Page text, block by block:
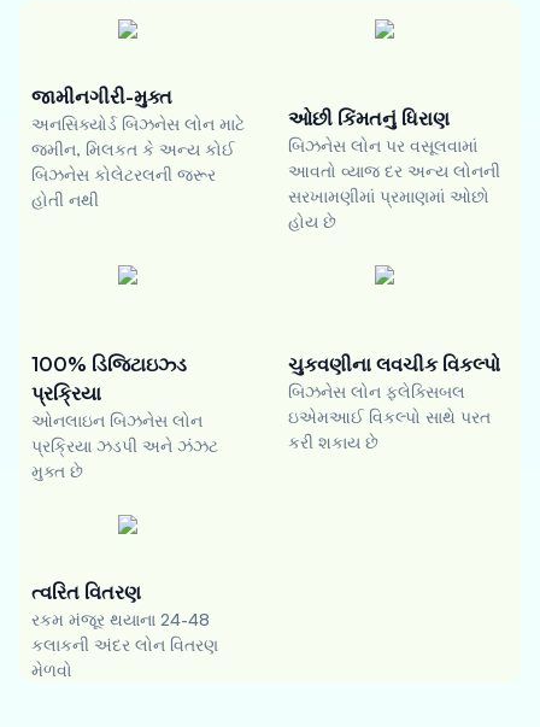
જામીનગીરી-મુક્ત
અનસિક્યોર્ડ બિઝનેસ લોન માટે
જમીન, મિલકત કે અન્ય કોઈ
બિઝનેસ કોલેટરલની જરૂર
હોતી નથી
ઓછી કિંમતનું ધિરાણ
બિઝનેસ લોન પર વસૂલવામાં
આવતો વ્યાજ દર અન્ય લોનની
સરખામણીમાં પ્રમાણમાં ઓછો
હોય છે
100% ડિજિટાઇઝ્ડ
પ્રક્રિયા
ઓનલાઇન બિઝનેસ લોન
પ્રક્રિયા ઝડપી અને ઝંઝટ
મુક્ત છે
ચુકવણીના લવચીક વિકલ્પો
બિઝનેસ લોન ફ્લેક્સિબલ
ઇએમઆઈ વિકલ્પો સાથે પરત
કરી શકાય છે
ત્વરિત વિતરણ
રકમ મંજૂર થયાના 24-48
કલાકની અંદર લોન વિતરણ
મેળવો